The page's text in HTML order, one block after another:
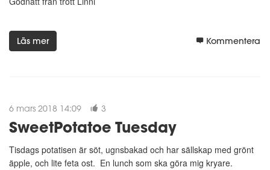
Läs mer Kommentera
6 mars 2018 14:09 3
SweetPotatoe Tuesday
Tisdags potatisen är söt, ugnsbakad och har sällskap med grönt
äpple, och lite feta ost. En lunch som ska göra mig kryare.